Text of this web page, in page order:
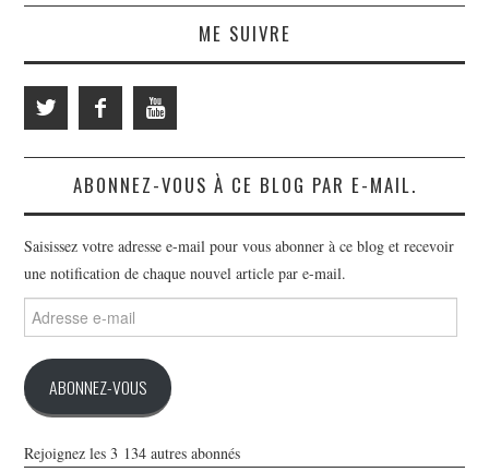
ME SUIVRE
ABONNEZ-VOUS À CE BLOG PAR E-MAIL.
Saisissez votre adresse e-mail pour vous abonner à ce blog et recevoir
une notification de chaque nouvel article par e-mail.
Adresse
e-
ABONNEZ-VOUS
Rejoignez les 3 134 autres abonnés